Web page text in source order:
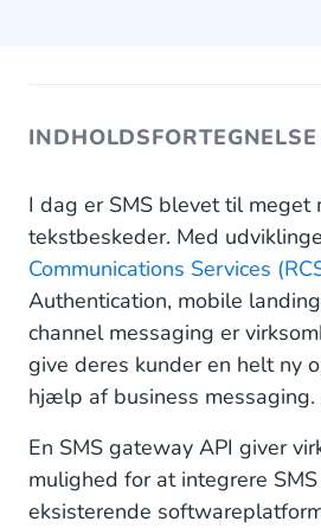
INDHOLDSFORTEGNELSE
Fordele ved integration af SMS
Større effektivitet med
Global SMS dækning
Større synlighed og sporing
Hurtig, pålidelig og sikker
Integration med dine
Integrer SMS via CM.com's
I dag er SMS blevet til meget
tekstbeskeder. Med
Communications Services
Authentication, mobile
channel messaging er
give deres kunder en helt ny
hjælp af business messaging.
En SMS gateway API giver
mulighed for at integrere
eksisterende